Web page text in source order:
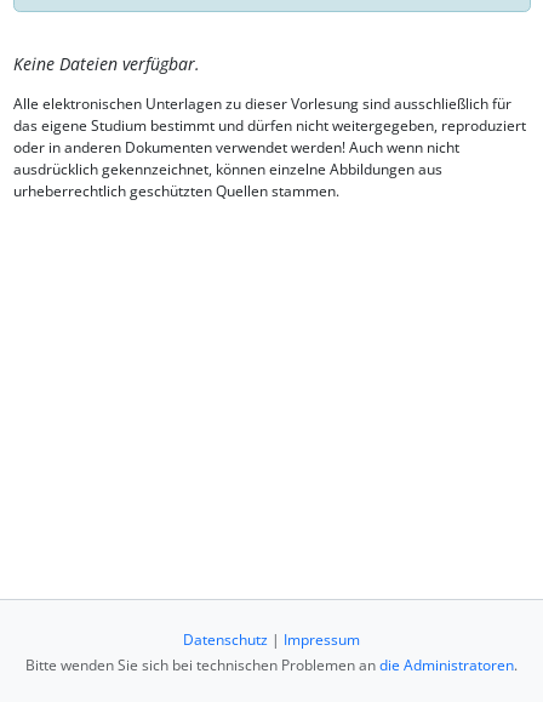
Keine Dateien verfügbar.
Alle elektronischen Unterlagen zu dieser Vorlesung sind ausschließlich für
das eigene Studium bestimmt und dürfen nicht weitergegeben, reproduziert
oder in anderen Dokumenten verwendet werden! Auch wenn nicht
ausdrücklich gekennzeichnet, können einzelne Abbildungen aus
urheberrechtlich geschützten Quellen stammen.
Datenschutz | Impressum
Bitte wenden Sie sich bei technischen Problemen andie Administratoren.